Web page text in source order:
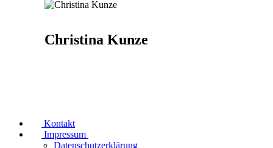
Christina Kunze
Kontakt
Impressum
Datenschutzerklärung